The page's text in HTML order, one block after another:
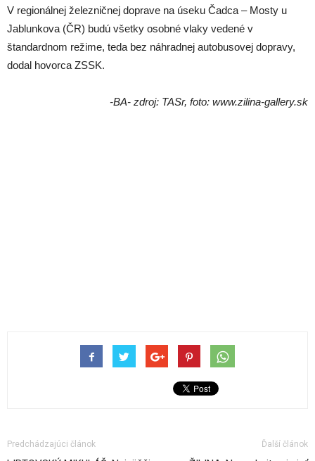
V regionálnej železničnej doprave na úseku Čadca – Mosty u
Jablunkova (ČR) budú všetky osobné vlaky vedené v
štandardnom režime, teda bez náhradnej autobusovej dopravy,
dodal hovorca ZSSK.
-BA- zdroj: TASr, foto: www.zilina-gallery.sk
Predchádzajúci článok Ďalší článok